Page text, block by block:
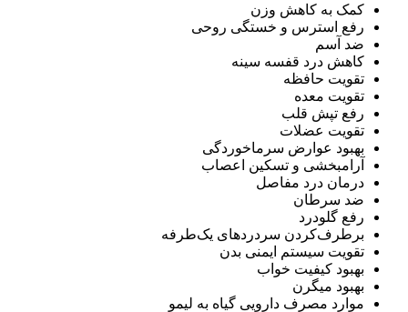
کمک به کاهش وزن
رفع استرس و خستگی روحی
ضد آسم
کاهش درد قفسه سینه
تقویت حافظه
تقویت معده
رفع تپش قلب
تقویت عضلات
بهبود عوارض سرماخوردگی
آرامبخشی و تسکین اعصاب
درمان درد مفاصل
ضد سرطان
رفع گلودرد
برطرف‌کردن سردردهای یک‌طرفه
تقویت سیستم ایمنی بدن
بهبود کیفیت خواب
بهبود میگرن
موارد مصرف دارویی گیاه به لیمو